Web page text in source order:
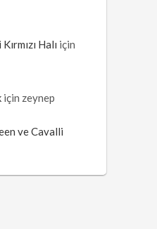
Halı için
için zeynep
ve Cavalli